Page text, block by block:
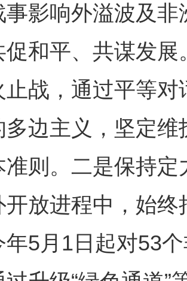
事影响外溢波及
促和平、共谋发
止战，通过平等
多边主义，坚定
准则。二是保持
开放进程中，始
年5月1日起对53